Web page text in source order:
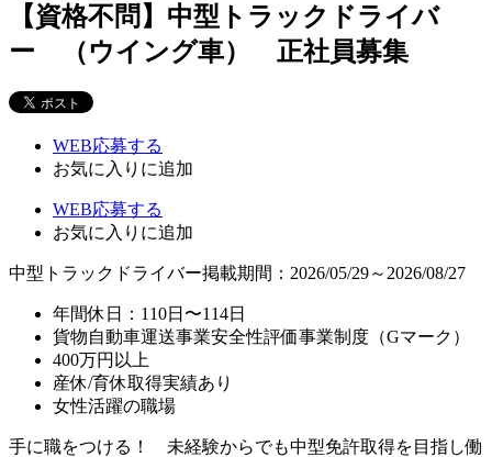
【資格不問】中型トラックドライバ
ー （ウイング車） 正社員募集
WEB応募する
お気に入り に追加
WEB応募する
お気に入り に追加
中型トラックドライバー掲載期間：2026/05/29～2026/08/27
年間休日：110日〜114日
貨物自動車運送事業安全性評価事業制度（Gマーク）
400万円以上
産休/育休取得実績あり
女性活躍の職場
手に職をつける！ 未経験からでも中型免許取得を目指し働